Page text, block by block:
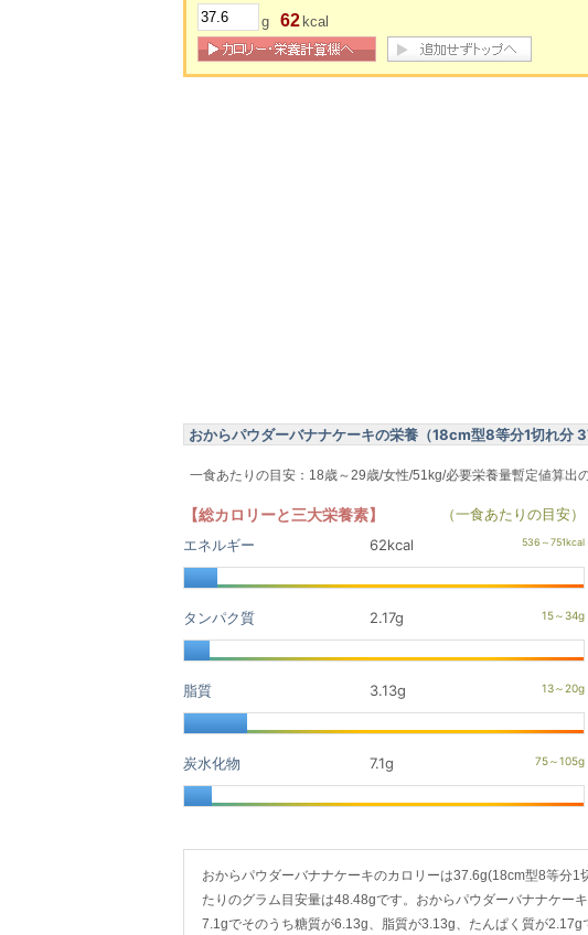
g 62 kcal
おからパウダーバナナケーキの栄養（18cm型8等分1切れ分
一食あたりの目安：18歳～29歳/女性/51kg/必要栄養量暫定値算出
【総カロリーと三大栄養素】
（一食あたりの目安）
エネルギー
62kcal
タンパク質 2.17g
脂質 3.13g
炭水化物 7.1g
おからパウダーバナナケーキのカロリーは37.6g(18cm型8等分
たりのグラム目安量は48.48gです。おからパウダーバナナケー
7.1gでそのうち糖質が6.13g、脂質が3.13g、たんぱく質が